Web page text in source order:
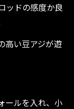
ッドの感度か良
高い豆アジが遊
ールを入れ、小